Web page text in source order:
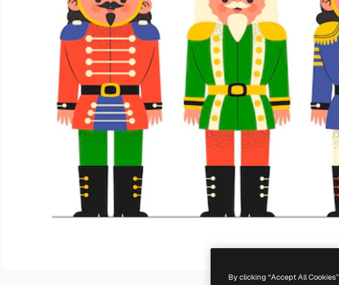
By clicking “Accept All